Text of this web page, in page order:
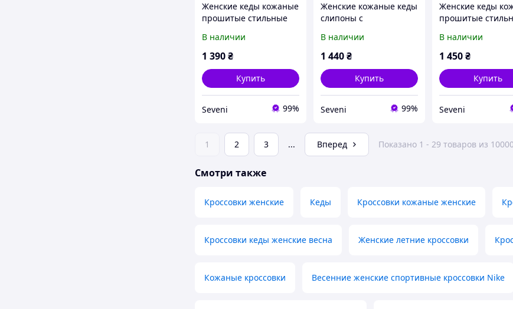
Женские кеды кожаные
прошитые стильные
кожа
В наличии
1 390₴
Купить
Seveni 99%
Женские кожаные кеды
слипоны с
широкой подошве
белые натуральная
В наличии
1 440₴
Купить
Seveni 99%
Женские кеды
прошитые
кожа
В наличии
1 450₴
Купить
Seveni
1 2 3 ... Вперед Показано 1 - 29 товаров из
Смотри также
Кроссовки женские Кеды Кроссовки кожаные женские
Кроссовки кеды женские весна Женские летние кроссовки
Кожаные кроссовки Весенние женские спортивные кроссовки Nike